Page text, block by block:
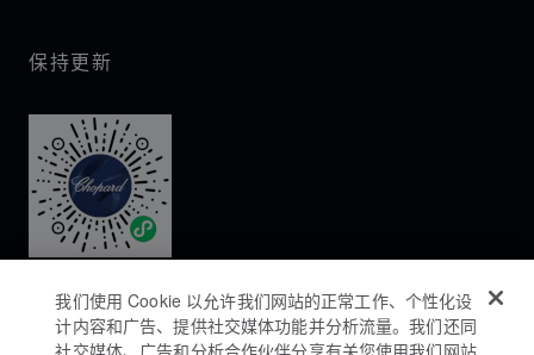
保持更新
我们使用 Cookie 以允许我们网站的正常工作、个性化设
计内容和广告、提供社交媒体功能并分析流量。我们还同
社交媒体、广告和分析合作伙伴分享有关您使用我们网站